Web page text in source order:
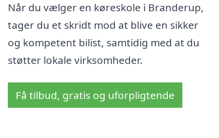
Når du vælger en køreskole i Branderup,
tager du et skridt mod at blive en sikker
og kompetent bilist, samtidig med at du
støtter lokale virksomheder.
Få tilbud, gratis og uforpligtende